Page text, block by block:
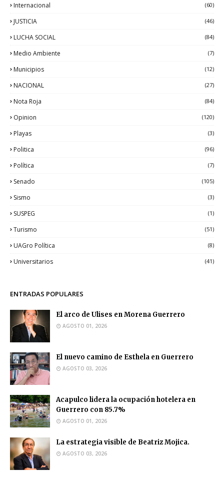
Internacional (60)
JUSTICIA (46)
LUCHA SOCIAL (84)
Medio Ambiente (7)
Municipios (12)
NACIONAL (27)
Nota Roja (84)
Opinion (120)
Playas (3)
Politica (96)
Política (7)
Senado (105)
Sismo (3)
SUSPEG (1)
Turismo (51)
UAGro Política (8)
Universitarios (41)
ENTRADAS POPULARES
El arco de Ulises en Morena Guerrero
AGOSTO 01, 2026
El nuevo camino de Esthela en Guerrero
AGOSTO 03, 2026
Acapulco lidera la ocupación hotelera en
Guerrero con 85.7%
AGOSTO 01, 2026
La estrategia visible de Beatriz Mojica.
AGOSTO 03, 2026